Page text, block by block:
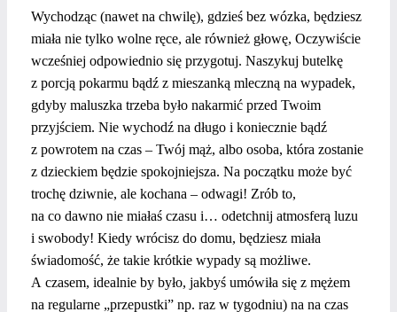
Wychodząc (nawet na chwilę), gdzieś bez wózka, będziesz
miała nie tylko wolne ręce, ale również głowę, Oczywiście
wcześniej odpowiednio się przygotuj. Naszykuj butelkę
z porcją pokarmu bądź z mieszanką mleczną na wypadek,
gdyby maluszka trzeba było nakarmić przed Twoim
przyjściem. Nie wychodź na długo i koniecznie bądź
z powrotem na czas – Twój mąż, albo osoba, która zostanie
z dzieckiem będzie spokojniejsza. Na początku może być
trochę dziwnie, ale kochana – odwagi! Zrób to,
na co dawno nie miałaś czasu i… odetchnij atmosferą luzu
i swobody! Kiedy wrócisz do domu, będziesz miała
świadomość, że takie krótkie wypady są możliwe.
A czasem, idealnie by było, jakbyś umówiła się z mężem
na regularne „przepustki” np. raz w tygodniu) na na czas